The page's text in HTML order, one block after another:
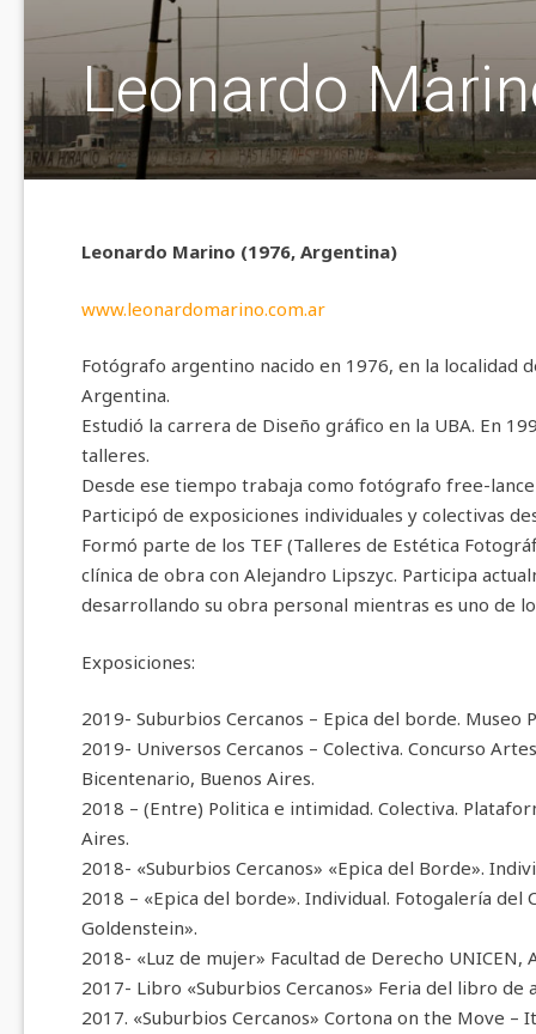
Leonardo
Leonardo Marino (1976, Argentina)
www.leonardomarino.com.ar
Fotógrafo argentino nacido en 1976, en la localidad
Argentina.
Estudió la carrera de Diseño gráfico en la UBA. En
talleres.
Desde ese tiempo trabaja como fotógrafo free-
Participó de exposiciones individuales y colectivas
Formó parte de los TEF (Talleres de Estética
clínica de obra con Alejandro Lipszyc. Participa
desarrollando su obra personal mientras es uno de
Exposiciones:
2019- Suburbios Cercanos – Epica del borde. Museo
2019- Universos Cercanos – Colectiva. Concurso
Bicentenario, Buenos Aires.
2018 – (Entre) Politica e intimidad. Colectiva.
Aires.
2018- «Suburbios Cercanos» «Epica del Borde».
2018 – «Epica del borde». Individual. Fotogalería del
Goldenstein».
2018- «Luz de mujer» Facultad de Derecho UNICEN,
2017- Libro «Suburbios Cercanos» Feria del libro de
2017. «Suburbios Cercanos» Cortona on the Move –